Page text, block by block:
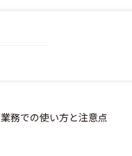
務での使い方と注意点